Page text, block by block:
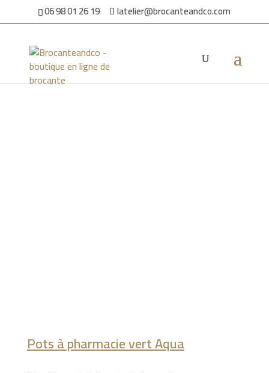
06 98 01 26 19 latelier@brocanteandco.com
Accueil/Par ambiance/
/ Pots à pharmacie
vert Aqua
Pots à pharmacie vert Aqua